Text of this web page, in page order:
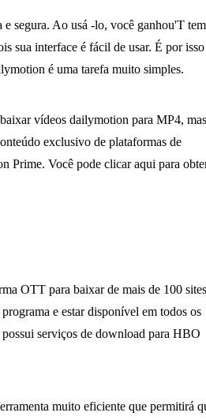
e segura. Ao usá -lo, você ganhou'T tem
sua interface é fácil de usar. É por isso
é uma tarefa muito simples.
vídeos dailymotion para MP4, mas
exclusivo de plataformas de
Prime. Você pode clicar aqui para
OTT para baixar de mais de 100
e estar disponível em todos os
serviços de download para HBO
muito eficiente que permitirá